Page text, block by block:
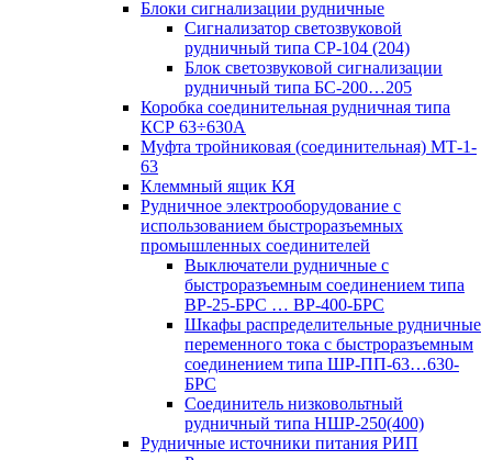
Блоки сигнализации рудничные
Сигнализатор светозвуковой
рудничный типа СР-104 (204)
Блок светозвуковой сигнализации
рудничный типа БС-200…205
Коробка соединительная рудничная типа
КСР 63÷630А
Муфта тройниковая (соединительная) МТ-1-
63
Клеммный ящик КЯ
Рудничное электрооборудование с
использованием быстроразъемных
промышленных соединителей
Выключатели рудничные с
быстроразъемным соединением типа
ВР-25-БРС … ВР-400-БРС
Шкафы распределительные рудничные
переменного тока с быстроразъемным
соединением типа ШР-ПП-63…630-
БРС
Соединитель низковольтный
рудничный типа НШР-250(400)
Рудничные источники питания РИП